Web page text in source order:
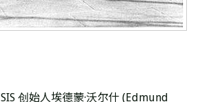
创始人埃德蒙·沃尔什 (Edmund